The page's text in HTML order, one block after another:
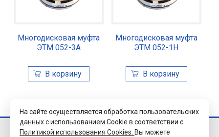
Многодисковая муфта
ЭТМ 052-3А
Многодисковая муфта
ЭТМ 052-1Н
© 2026 Завод
На сайте осуществляется обработка пользовательских
данных с использованием Cookie в соответствии с
Политикой использования Cookies. Вы можете